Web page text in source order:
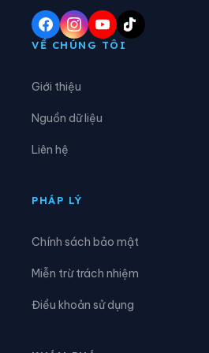
Phường Cầu Kiệu
Phường Chánh Hiệp
Phường Gia Định
VỀ CHÚNG TÔI
Giới thiệu
Nguồn dữ liệu
Liên hệ
PHÁP LÝ
Chính sách bảo mật
Miễn trừ trách nhiệm
Điều khoản sử dụng